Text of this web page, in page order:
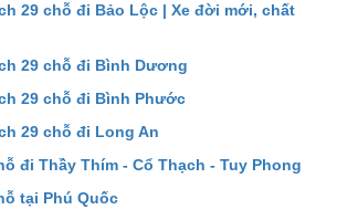
29 chỗ đi Bảo Lộc | Xe đời mới, chất
29 chỗ đi Bình Dương
29 chỗ đi Bình Phước
29 chỗ đi Long An
đi Thầy Thím - Cổ Thạch - Tuy Phong
tại Phú Quốc